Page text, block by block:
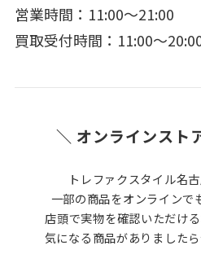
営業時間：11:00～21:00
買取受付時間：11:00～
＼ オンラインスト
トレファクスタイル名
一部の商品をオンラインで
店頭で実物を確認いただけ
気になる商品がありました